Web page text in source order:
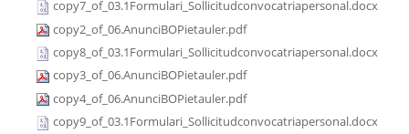
copy7_of_03.1Formulari_Sollicitudconvocatriapersonal.docx
copy2_of_06.AnunciBOPietauler.pdf
copy8_of_03.1Formulari_Sollicitudconvocatriapersonal.docx
copy3_of_06.AnunciBOPietauler.pdf
copy4_of_06.AnunciBOPietauler.pdf
copy9_of_03.1Formulari_Sollicitudconvocatriapersonal.docx